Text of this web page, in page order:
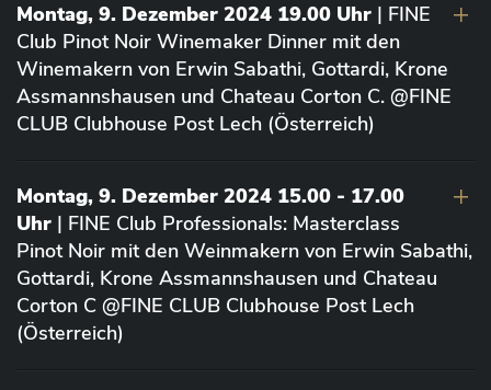
Montag, 9. Dezember 2024 19.00 Uhr | FINE
Club Pinot Noir Winemaker Dinner mit den
Winemakern von Erwin Sabathi, Gottardi, Krone
Assmannshausen und Chateau Corton C. @FINE
CLUB Clubhouse Post Lech (Österreich)
Montag, 9. Dezember 2024 15.00 - 17.00
Uhr | FINE Club Professionals: Masterclass
Pinot Noir mit den Weinmakern von Erwin Sabathi,
Gottardi, Krone Assmannshausen und Chateau
Corton C @FINE CLUB Clubhouse Post Lech
(Österreich)